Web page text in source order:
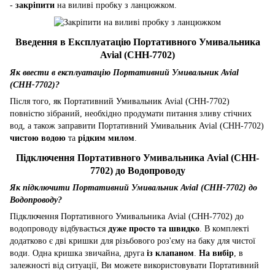
- закріпити на виливі пробку з ланцюжком.
Введення в Експлуатацію Портативного Умивальника
Avial (CHH-7702)
Як ввести в експлуатацію Портативний Умивальник Avial
(CHH-7702)?
Після того, як Портативний Умивальник Avial (CHH-7702)
повністю зібраний, необхідно продумати питання зливу стічних
вод, а також заправити Портативний Умивальник Avial (CHH-7702)
чистою водою та рідким милом
Підключення Портативного Умивальника Avial (CHH-
7702) до Водопроводу
Як підключити Портативний Умивальник Avial (CHH-7702) до
Водопроводу?
Підключення Портативного Умивальника Avial (CHH-7702) до
водопроводу відбувається дуже просто та швидко. В комплекті
додатково є дві кришки для різьбового роз'єму на баку для чистої
води. Одна кришка звичайна, друга із клапаном. На вибір, в
залежності від ситуації, Ви можете використовувати Портативний